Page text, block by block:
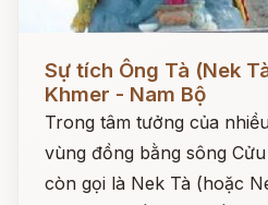
Sự tích Ông Tà (Nek
Khmer - Nam Bộ
Trong tâm tưởng của
vùng đồng bằng sông
còn gọi là Nek Tà (hoặc